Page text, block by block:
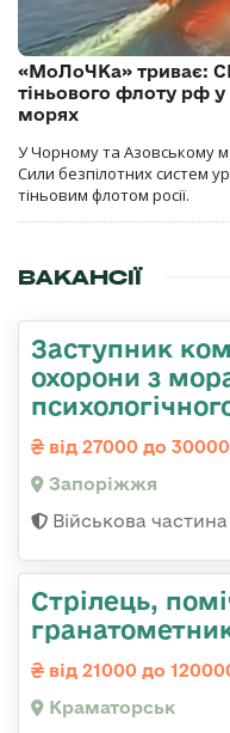
«МоЛоЧКа» триває:
тіньового флоту рф
морях
У Чорному та Азовському
Сили безпілотних систем
тіньовим флотом росії.
ВАКАНСІЇ
Заступник
охорони з
від 27000 до
Запоріжжя
Військова частина
Стрілець,
від 21000 до
Краматорськ